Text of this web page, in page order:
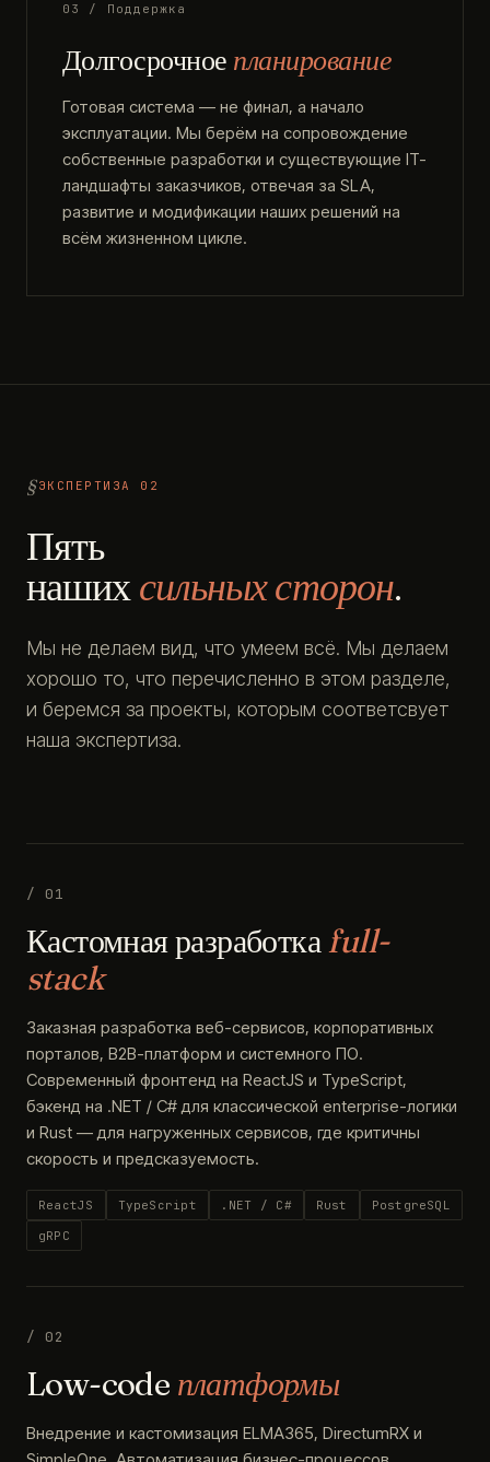
03 / Поддержка
Долгосрочное планирование
Готовая система — не финал, а начало
эксплуатации. Мы берём на сопровождение
собственные разработки и существующие IT-
ландшафты заказчиков, отвечая за SLA,
развитие и модификации наших решений на
всём жизненном цикле.
ЭКСПЕРТИЗА 02
Пять
нашихсильных сторон.
Мы не делаем вид, что умеем всё. Мы делаем
хорошо то, что перечисленно в этом разделе,
и беремся за проекты, которым соответсвует
наша экспертиза.
/ 01
Кастомная разработкаfull-
stack
Заказная разработка веб-сервисов, корпоративных
порталов, B2B-платформ и системного ПО.
Современный фронтенд на ReactJS и TypeScript,
бэкенд на .NET / C# для классической enterprise-логики
и Rust — для нагруженных сервисов, где критичны
скорость и предсказуемость.
ReactJS TypeScript .NET / C# Rust
PostgreSQL
gRPC
/ 02
Low-code платформы
Внедрение и кастомизация ELMA365, DirectumRX и